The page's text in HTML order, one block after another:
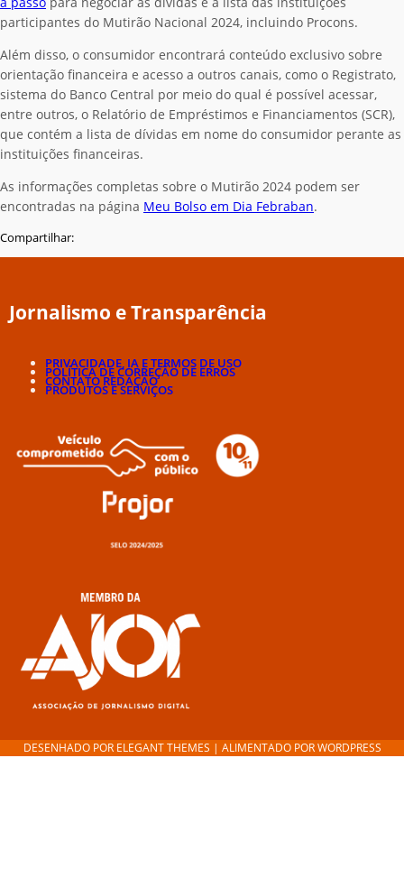
participantes do Mutirão Nacional 2024, incluindo Procons.
Além disso, o consumidor encontrará conteúdo exclusivo sobre
orientação financeira e acesso a outros canais, como o Registrato,
sistema do Banco Central por meio do qual é possível acessar,
entre outros, o Relatório de Empréstimos e Financiamentos (SCR),
que contém a lista de dívidas em nome do consumidor perante as
instituições financeiras.
As informações completas sobre o Mutirão 2024 podem ser
encontradas na página Meu Bolso em Dia Febraban.
Compartilhar:
Jornalismo e Transparência
PRIVACIDADE, IA E TERMOS DE USO
POLÍTICA DE CORREÇÃO DE ERROS
CONTATO REDAÇÃO
PRODUTOS E SERVIÇOS
DESENHADO POR ELEGANT THEMES | ALIMENTADO PORWORDPRESS